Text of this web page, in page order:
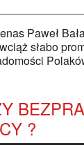
Paweł
słabo
?